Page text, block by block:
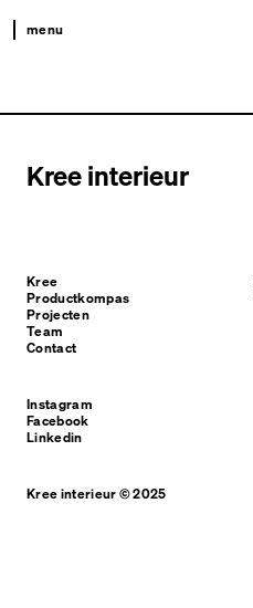
menu
productkompas
Kree interieur
Kree
Productkompas
Projecten
Team
Contact
Instagram
Facebook
Linkedin
Kree interieur © 2025